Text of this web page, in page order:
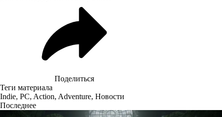
Поделиться
Теги материала
Indie, PC, Action, Adventure, Новости
Последнее